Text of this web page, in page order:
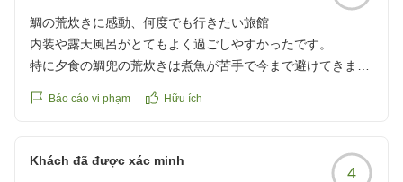
reviewId=33123478396629
鯛の荒炊きに感動、何度でも行きたい旅館
内装や露天風呂がとてもよく過ごしやすかったです。
特に夕食の鯛兜の荒炊きは煮魚が苦手で今まで避けてきまし
た。
Báo cáo vi phạm Hữu ích
Khách đã được xác minh
4